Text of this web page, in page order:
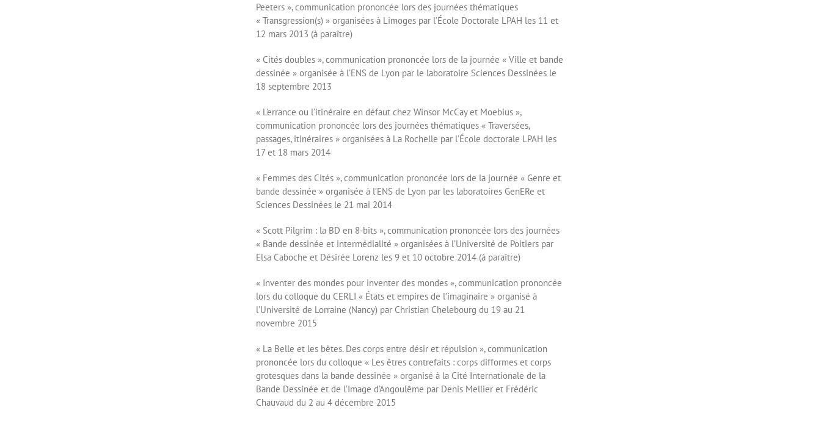
Peeters », communication prononcée lors des journées thématiques
« Transgression(s) » organisées à Limoges par l’École Doctorale LPAH les 11 et
12 mars 2013 (à paraître)
« Cités doubles », communication prononcée lors de la journée « Ville et bande
dessinée » organisée à l’ENS de Lyon par le laboratoire Sciences Dessinées le
18 septembre 2013
« L’errance ou l’itinéraire en défaut chez Winsor McCay et Moebius »,
communication prononcée lors des journées thématiques « Traversées,
passages, itinéraires » organisées à La Rochelle par l’École doctorale LPAH les
17 et 18 mars 2014
« Femmes des Cités », communication prononcée lors de la journée « Genre et
bande dessinée » organisée à l’ENS de Lyon par les laboratoires GenERe et
Sciences Dessinées le 21 mai 2014
« Scott Pilgrim : la BD en 8-bits », communication prononcée lors des journées
« Bande dessinée et intermédialité » organisées à l’Université de Poitiers par
Elsa Caboche et Désirée Lorenz les 9 et 10 octobre 2014 (à paraître)
« Inventer des mondes pour inventer des mondes », communication prononcée
lors du colloque du CERLI « États et empires de l’imaginaire » organisé à
l’Université de Lorraine (Nancy) par Christian Chelebourg du 19 au 21
novembre 2015
« La Belle et les bêtes. Des corps entre désir et répulsion », communication
prononcée lors du colloque « Les êtres contrefaits : corps difformes et corps
grotesques dans la bande dessinée » organisé à la Cité Internationale de la
Bande Dessinée et de l’Image d’Angoulême par Denis Mellier et Frédéric
Chauvaud du 2 au 4 décembre 2015